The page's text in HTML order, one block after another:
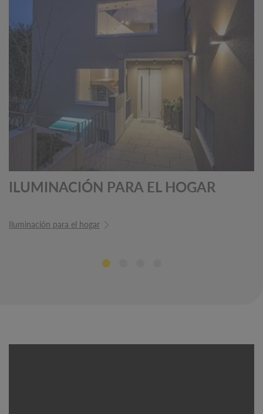
ILUMINACIÓN PARA EL HOGAR
Iluminación para el hogar